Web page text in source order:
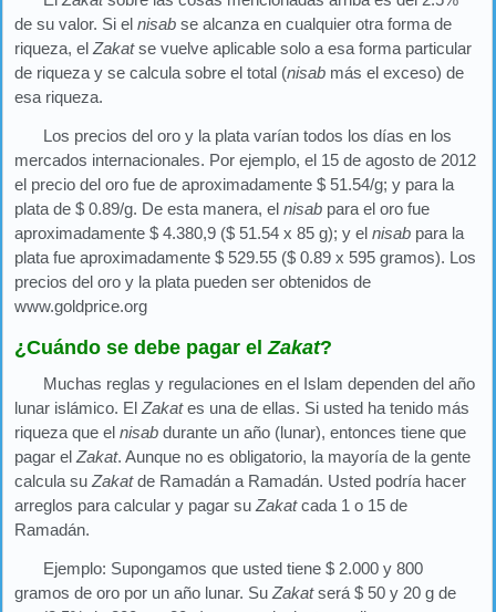
de su valor. Si el nisab se alcanza en cualquier otra forma de
riqueza, el Zakatse vuelve aplicable solo a esa forma particular
de riqueza y se calcula sobre el total (nisab más el exceso) de
esa riqueza.
Los precios del oro y la plata varían todos los días en los
mercados internacionales. Por ejemplo, el 15 de agosto de 2012
el precio del oro fue de aproximadamente $ 51.54/g; y para la
plata de $ 0.89/g. De esta manera, el nisab para el oro fue
aproximadamente $ 4.380,9 ($ 51.54 x 85 g); y el nisab para la
plata fue aproximadamente $ 529.55 ($ 0.89 x 595 gramos). Los
precios del oro y la plata pueden ser obtenidos de
www.goldprice.org
¿Cuándo se debe pagar elZakat?
Muchas reglas y regulaciones en el Islam dependen del año
lunar islámico. El Zakates una de ellas. Si usted ha tenido más
riqueza que el nisab durante un año (lunar), entonces tiene que
pagar el Zakat. Aunque no es obligatorio, la mayoría de la gente
calcula su Zakatde Ramadán a Ramadán. Usted podría hacer
arreglos para calcular y pagar su Zakatcada 1 o 15 de
Ramadán.
Ejemplo: Supongamos que usted tiene $ 2.000 y 800
gramos de oro por un año lunar. Su Zakatserá $ 50 y 20 g de